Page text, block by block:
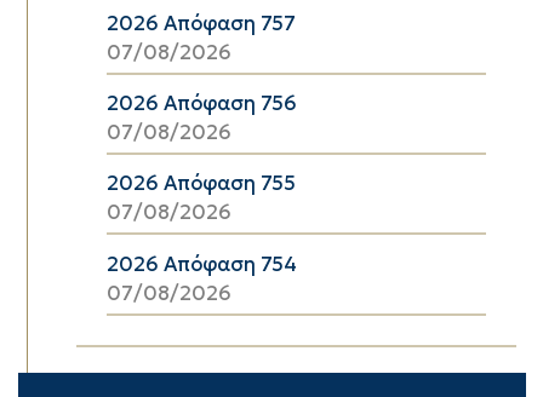
2026 Απόφαση 757
07/08/2026
2026 Απόφαση 756
07/08/2026
2026 Απόφαση 755
07/08/2026
2026 Απόφαση 754
07/08/2026